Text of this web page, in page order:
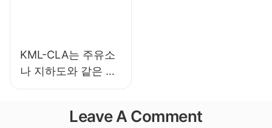
KML-CLA는 주유소
나 지하도와 같은 실
내 공간에 적합한
조명 공급업체입니Leave A Comment